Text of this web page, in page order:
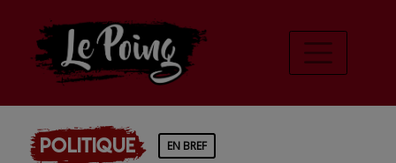
Politique EN BREF